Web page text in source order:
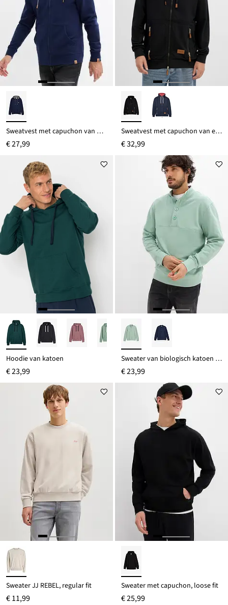
Sweatvest met capuchon van puur biologisch katoen
€ 27,99
Sweatvest met capuchon van een zachte katoenmix, loose fit
€ 32,99
Hoodie van katoen
€ 23,99
Sweater van biologisch katoen met knoopsluiting
€ 23,99
Sweater JJ REBEL, regular fit
€ 11,99
Sweater met capuchon, loose fit
€ 25,99